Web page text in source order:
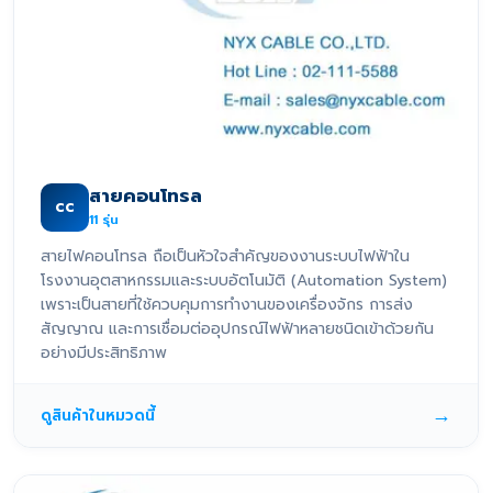
CC สายคอนโทรล
11 รุ่น
สายไฟคอนโทรล ถือเป็นหัวใจสำคัญของงานระบบไฟฟ้าใน
โรงงานอุตสาหกรรมและระบบอัตโนมัติ (Automation System)
เพราะเป็นสายที่ใช้ควบคุมการทำงานของเครื่องจักร การส่ง
สัญญาณ และการเชื่อมต่ออุปกรณ์ไฟฟ้าหลายชนิดเข้าด้วยกัน
อย่างมีประสิทธิภาพ
ดูสินค้าในหมวดนี้ →